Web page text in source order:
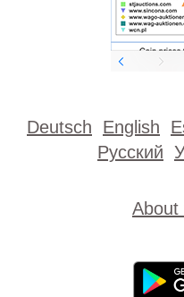
Deutsch English
Русский
About